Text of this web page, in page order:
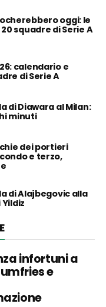
oggi: le
squadre di Serie A
calendario e
di Serie A
di Diawara al Milan:
minuti
dei portieri
e terzo,
di Alajbegovic alla
infortuni a
e